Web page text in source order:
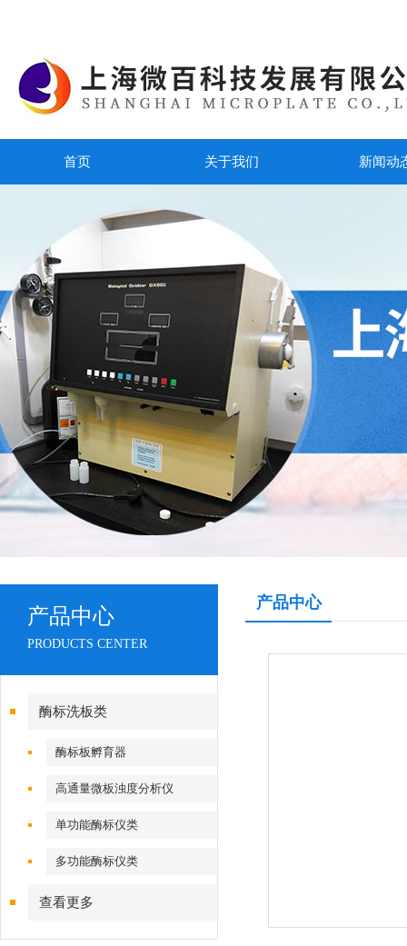
首页 关于我们 新闻动
产品中心
PRODUCTS CENTER
酶标洗板类
酶标板孵育器
高通量微板浊度分析仪
单功能酶标仪类
多功能酶标仪类
查看更多
产品中心